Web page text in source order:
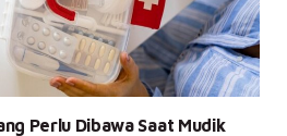
Perlu Dibawa Saat Mudik